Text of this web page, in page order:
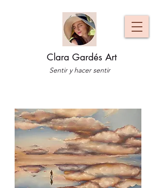
Clara Gardés Art
Sentir y hacer sentir